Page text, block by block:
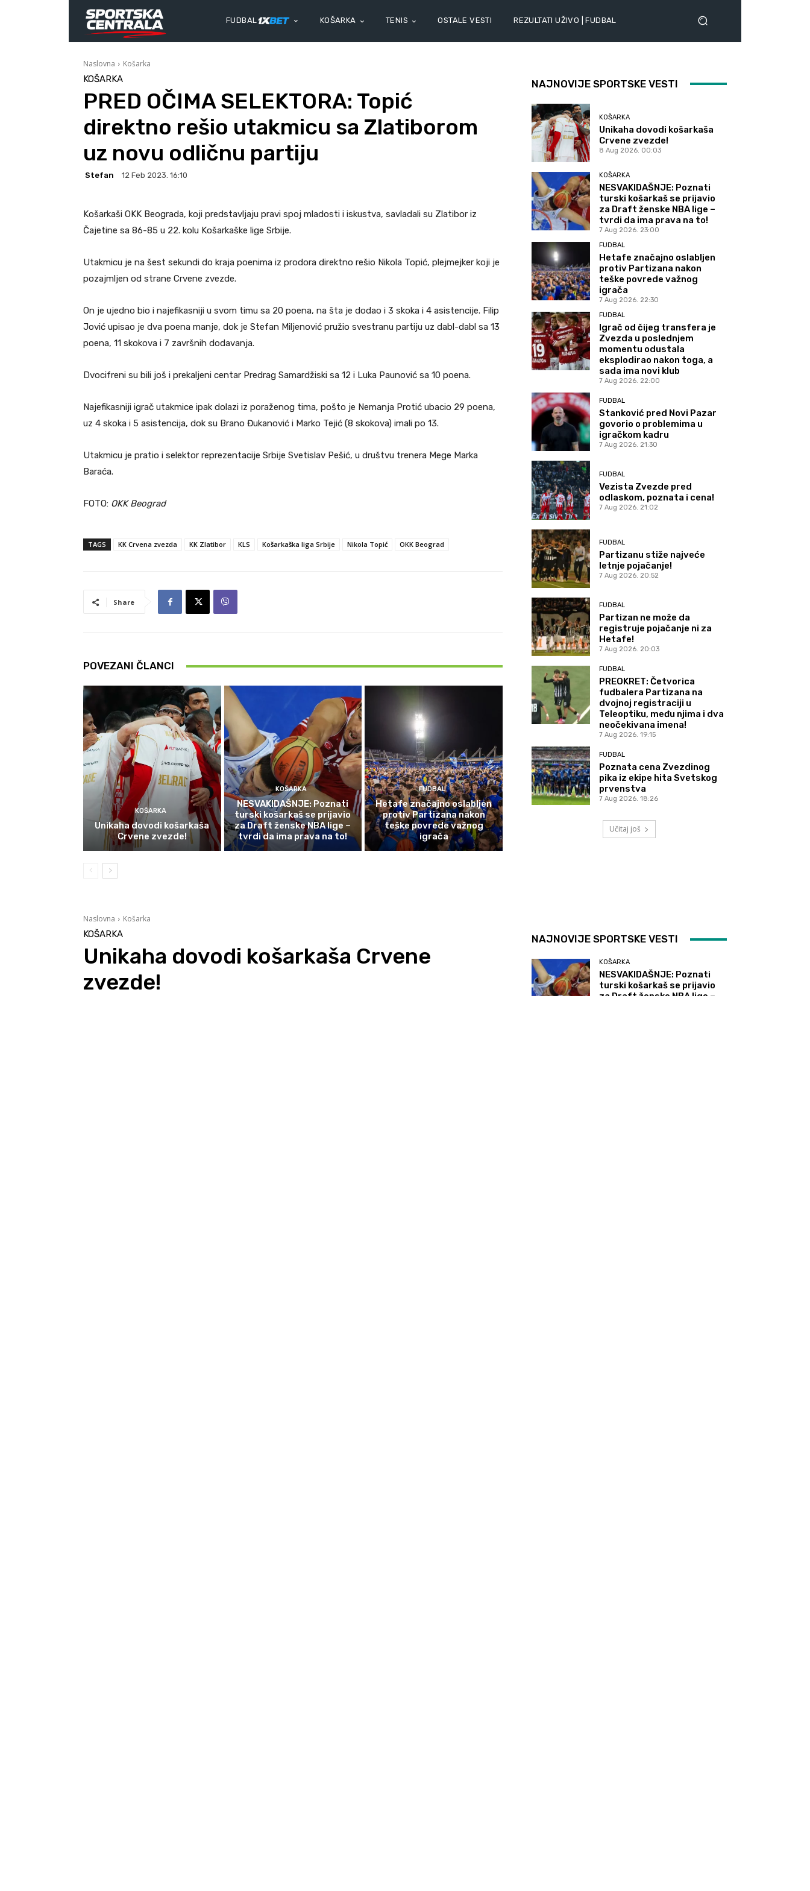
FUDBAL KOŠARKA TENIS OSTALE VESTI REZULTATI UŽIVO | FUDBAL
Naslovna Košarka
KOŠARKA
PRED OČIMA SELEKTORA: Topić
direktno rešio utakmicu sa Zlatiborom
uz novu odličnu partiju
Stefan 12 Feb 2023. 16:10
Košarkaši OKK Beograda, koji predstavljaju pravi spoj mladosti i iskustva, savladali su Zlatibor iz
Čajetine sa 86-85 u 22. kolu Košarkaške lige Srbije.
Utakmicu je na šest sekundi do kraja poenima iz prodora direktno rešio Nikola Topić, plejmejker koji je
pozajmljen od strane Crvene zvezde.
On je ujedno bio i najefikasniji u svom timu sa 20 poena, na šta je dodao i 3 skoka i 4 asistencije. Filip
Jović upisao je dva poena manje, dok je Stefan Miljenović pružio svestranu partiju uz dabl-dabl sa 13
poena, 11 skokova i 7 završnih dodavanja.
Dvocifreni su bili još i prekaljeni centar Predrag Samardžiski sa 12 i Luka Paunović sa 10 poena.
Najefikasniji igrač utakmice ipak dolazi iz poraženog tima, pošto je Nemanja Protić ubacio 29 poena,
uz 4 skoka i 5 asistencija, dok su Brano Đukanović i Marko Tejić (8 skokova) imali po 13.
Utakmicu je pratio i selektor reprezentacije Srbije Svetislav Pešić, u društvu trenera Mege Marka
Baraća.
FOTO: OKK Beograd
TAGS KK Crvena zvezda KK Zlatibor KLS Košarkaška liga Srbije Nikola Topić OKK Beograd
Share
POVEZANI ČLANCI
KOŠARKA
Unikaha dovodi košarkaša
Crvene zvezde!
KOŠARKA
NESVAKIDAŠNJE: Poznati
turski košarkaš se prijavio
za Draft ženske NBA lige –
tvrdi da ima prava na to!
FUDBAL
Hetafe značajno oslabljen
protiv Partizana nakon
teške povrede važnog
igrača
NAJNOVIJE SPORTSKE VESTI
KOŠARKA
Unikaha dovodi košarkaša
Crvene zvezde!
8 Aug 2026. 00:03
KOŠARKA
NESVAKIDAŠNJE: Poznati
turski košarkaš se prijavio
za Draft ženske NBA lige –
tvrdi da ima prava na to!
7 Aug 2026. 23:00
FUDBAL
Hetafe značajno oslabljen
protiv Partizana nakon
teške povrede važnog
igrača
7 Aug 2026. 22:30
FUDBAL
Igrač od čijeg transfera je
Zvezda u poslednjem
momentu odustala
eksplodirao nakon toga, a
sada ima novi klub
7 Aug 2026. 22:00
FUDBAL
Stanković pred Novi Pazar
govorio o problemima u
igračkom kadru
7 Aug 2026. 21:30
FUDBAL
Vezista Zvezde pred
odlaskom, poznata i cena!
7 Aug 2026. 21:02
FUDBAL
Partizanu stiže najveće
letnje pojačanje!
7 Aug 2026. 20:52
FUDBAL
Partizan ne može da
registruje pojačanje ni za
Hetafe!
7 Aug 2026. 20:03
FUDBAL
PREOKRET: Četvorica
fudbalera Partizana na
dvojnoj registraciji u
Teleoptiku, među njima i dva
neočekivana imena!
7 Aug 2026. 19:15
FUDBAL
Poznata cena Zvezdinog
pika iz ekipe hita Svetskog
prvenstva
7 Aug 2026. 18:26
Učitaj još